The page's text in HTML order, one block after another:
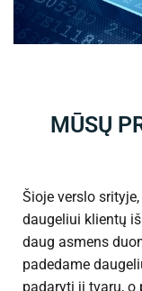
MŪSŲ
Šioje verslo
daugeliui klientų
daug asmens
padedame
padaryti jį tvarų,